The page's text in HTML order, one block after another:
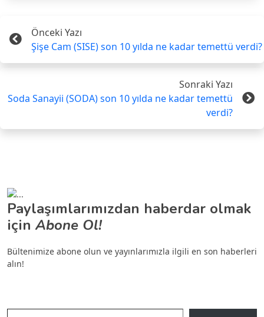
Önceki Yazı
Şişe Cam (SISE) son 10 yılda ne kadar temettü verdi?
Sonraki Yazı
Soda Sanayii (SODA) son 10 yılda ne kadar temettü
verdi?
Paylaşımlarımızdan haberdar olmak
için Abone Ol!
Bültenimize abone olun ve yayınlarımızla ilgili en son haberleri
alın!
E-postanızı yazın…